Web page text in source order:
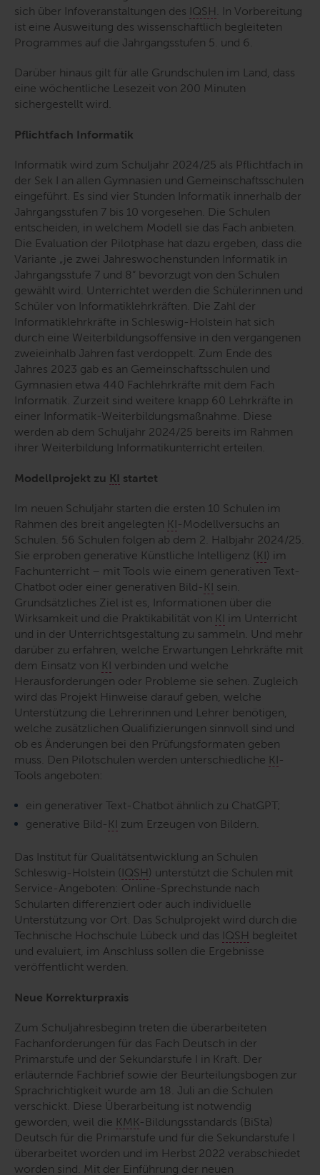
sich über Infoveranstaltungen des IQSH
. In Vorbereitung
ist eine Ausweitung des wissenschaftlich begleiteten
Programmes auf die Jahrgangsstufen 5. und 6.
Darüber hinaus gilt für alle Grundschulen im Land, dass
eine wöchentliche Lesezeit von 200 Minuten
sichergestellt wird.
Pflichtfach Informatik
Informatik wird zum Schuljahr 2024/25 als Pflichtfach in
der Sek I an allen Gymnasien und Gemeinschaftsschulen
eingeführt. Es sind vier Stunden Informatik innerhalb der
Jahrgangsstufen 7 bis 10 vorgesehen. Die Schulen
entscheiden, in welchem Modell sie das Fach anbieten.
Die Evaluation der Pilotphase hat dazu ergeben, dass die
Variante „je zwei Jahreswochenstunden Informatik in
Jahrgangsstufe 7 und 8“ bevorzugt von den Schulen
gewählt wird. Unterrichtet werden die Schülerinnen und
Schüler von Informatiklehrkräften. Die Zahl der
Informatiklehrkräfte in Schleswig-Holstein hat sich
durch eine Weiterbildungsoffensive in den vergangenen
zweieinhalb Jahren fast verdoppelt. Zum Ende des
Jahres 2023 gab es an Gemeinschaftsschulen und
Gymnasien etwa 440 Fachlehrkräfte mit dem Fach
Informatik. Zurzeit sind weitere knapp 60 Lehrkräfte in
einer Informatik-Weiterbildungsmaßnahme. Diese
werden ab dem Schuljahr 2024/25 bereits im Rahmen
ihrer Weiterbildung Informatikunterricht erteilen.
Modellprojekt zu KI startet
Im neuen Schuljahr starten die ersten 10 Schulen im
Rahmen des breit angelegten KI-Modellversuchs an
Schulen. 56 Schulen folgen ab dem 2. Halbjahr 2024/25.
Sie erproben generative Künstliche Intelligenz (KI) im
Fachunterricht – mit Tools wie einem generativen Text-
Chatbot oder einer generativen Bild- KI sein.
Grundsätzliches Ziel ist es, Informationen über die
Wirksamkeit und die Praktikabilität von KI im Unterricht
und in der Unterrichtsgestaltung zu sammeln. Und mehr
darüber zu erfahren, welche Erwartungen Lehrkräfte mit
dem Einsatz von KI verbinden und welche
Herausforderungen oder Probleme sie sehen. Zugleich
wird das Projekt Hinweise darauf geben, welche
Unterstützung die Lehrerinnen und Lehrer benötigen,
welche zusätzlichen Qualifizierungen sinnvoll sind und
ob es Änderungen bei den Prüfungsformaten geben
muss. Den Pilotschulen werden unterschiedliche KI-
Tools angeboten:
ein generativer Text-Chatbot ähnlich zu ChatGPT;
generative Bild- KI zum Erzeugen von Bildern.
Das Institut für Qualitätsentwicklung an Schulen
Schleswig-Holstein (IQSH) unterstützt die Schulen mit
Service-Angeboten: Online-Sprechstunde nach
Schularten differenziert oder auch individuelle
Unterstützung vor Ort. Das Schulprojekt wird durch die
Technische Hochschule Lübeck und das IQSH begleitet
und evaluiert, im Anschluss sollen die Ergebnisse
veröffentlicht werden.
Neue Korrekturpraxis
Zum Schuljahresbeginn treten die überarbeiteten
Fachanforderungen für das Fach Deutsch in der
Primarstufe und der Sekundarstufe I in Kraft. Der
erläuternde Fachbrief sowie der Beurteilungsbogen zur
Sprachrichtigkeit wurde am 18. Juli an die Schulen
verschickt. Diese Überarbeitung ist notwendig
geworden, weil die KMK-Bildungsstandards (BiSta)
Deutsch für die Primarstufe und für die Sekundarstufe I
überarbeitet worden und im Herbst 2022 verabschiedet
worden sind. Mit der Einführung der neuen